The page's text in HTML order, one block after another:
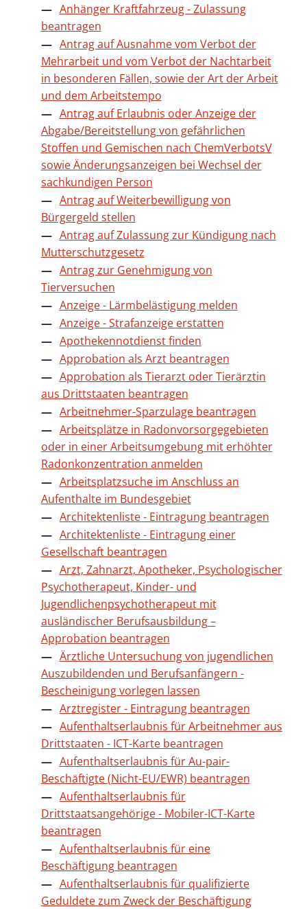
Anhänger Kraftfahrzeug - Zulassung
beantragen
Antrag auf Ausnahme vom Verbot der
Mehrarbeit und vom Verbot der Nachtarbeit
in besonderen Fällen, sowie der Art der Arbeit
und dem Arbeitstempo
Antrag auf Erlaubnis oder Anzeige der
Abgabe/Bereitstellung von gefährlichen
Stoffen und Gemischen nach ChemVerbotsV
sowie Änderungsanzeigen bei Wechsel der
sachkundigen Person
Antrag auf Weiterbewilligung von
Bürgergeld stellen
Antrag auf Zulassung zur Kündigung nach
Mutterschutzgesetz
Antrag zur Genehmigung von
Tierversuchen
Anzeige - Lärmbelästigung melden
Anzeige - Strafanzeige erstatten
Apothekennotdienst finden
Approbation als Arzt beantragen
Approbation als Tierarzt oder Tierärztin
aus Drittstaaten beantragen
Arbeitnehmer-Sparzulage beantragen
Arbeitsplätze in Radonvorsorgegebieten
oder in einer Arbeitsumgebung mit erhöhter
Radonkonzentration anmelden
Arbeitsplatzsuche im Anschluss an
Aufenthalte im Bundesgebiet
Architektenliste - Eintragung beantragen
Architektenliste - Eintragung einer
Gesellschaft beantragen
Arzt, Zahnarzt, Apotheker, Psychologischer
Psychotherapeut, Kinder- und
Jugendlichenpsychotherapeut mit
ausländischer Berufsausbildung –
Approbation beantragen
Ärztliche Untersuchung von jugendlichen
Auszubildenden und Berufsanfängern -
Bescheinigung vorlegen lassen
Arztregister - Eintragung beantragen
Aufenthaltserlaubnis für Arbeitnehmer aus
Drittstaaten - ICT-Karte beantragen
Aufenthaltserlaubnis für Au-pair-
Beschäftigte (Nicht-EU/EWR) beantragen
Aufenthaltserlaubnis für
Drittstaatsangehörige - Mobiler-ICT-Karte
beantragen
Aufenthaltserlaubnis für eine
Beschäftigung beantragen
Aufenthaltserlaubnis für qualifizierte
Geduldete zum Zweck der Beschäftigung